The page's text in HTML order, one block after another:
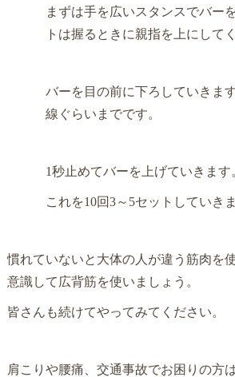
まずは手を広いスタンスでバー
トは握るときに親指を上にして
バーを目の前に下ろしていきま
線ぐらいまでです。
1秒止めてバーを上げていきます
これを10回3～5セットしていきま
慣れていないと大体の人が違う筋肉を
意識して広背筋を使いましょう。
皆さんも続けてやってみてください。
肩こりや腰痛、交通事故でお困りの方